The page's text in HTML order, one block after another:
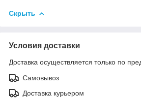
Скрыть
Условия доставки
Доставка осуществляется только по
Самовывоз
Доставка курьером